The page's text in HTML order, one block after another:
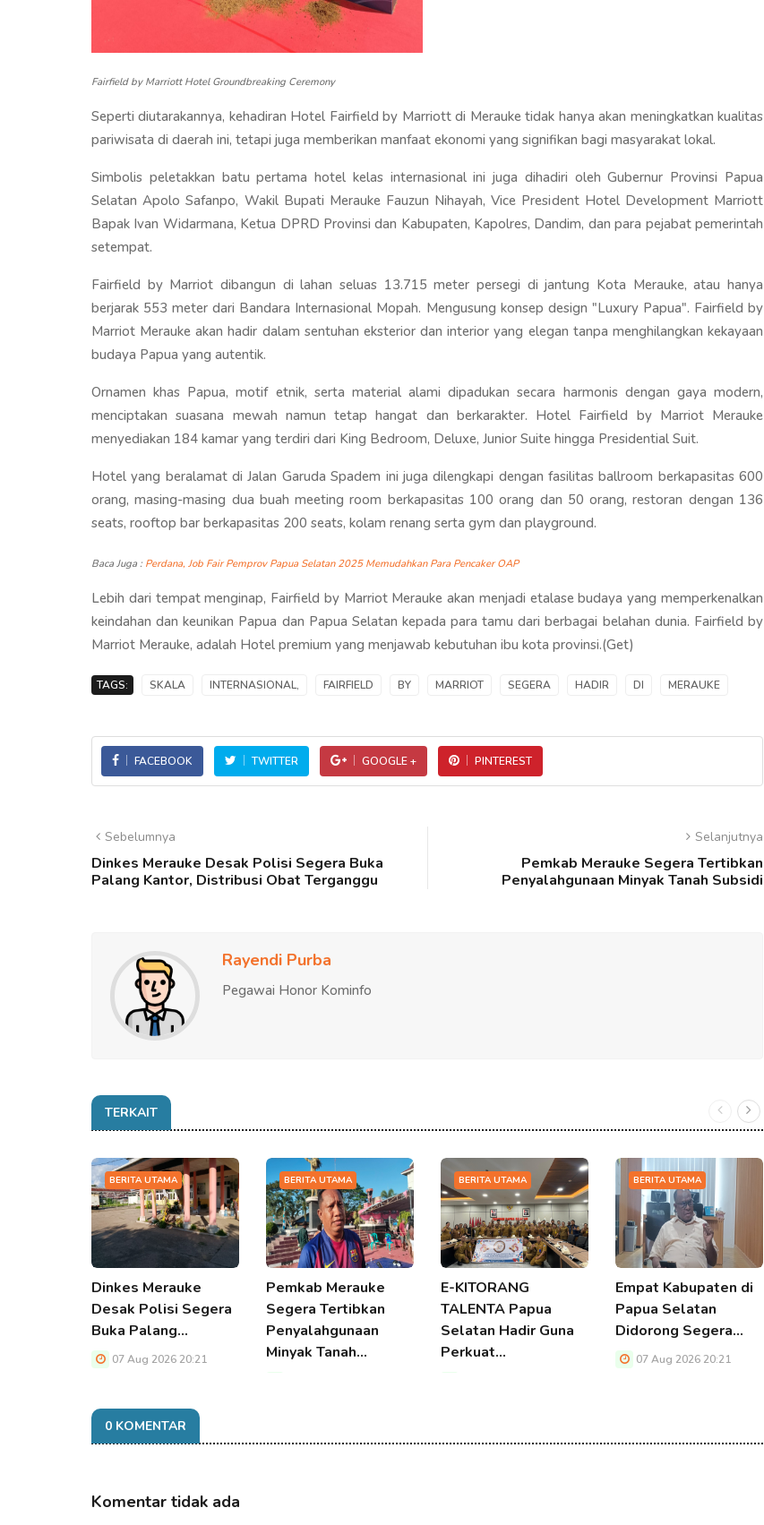
Fairfield by Marriott Hotel Groundbreaking Ceremony
Seperti diutarakannya, kehadiran Hotel Fairfield by Marriott di Merauke tidak hanya akan meningkatkan kualitas
pariwisata di daerah ini, tetapi juga memberikan manfaat ekonomi yang signifikan bagi masyarakat lokal.
Simbolis peletakkan batu pertama hotel kelas internasional ini juga dihadiri oleh Gubernur Provinsi Papua
Selatan Apolo Safanpo, Wakil Bupati Merauke Fauzun Nihayah, Vice President Hotel Development Marriott
Bapak Ivan Widarmana, Ketua DPRD Provinsi dan Kabupaten, Kapolres, Dandim, dan para pejabat pemerintah
setempat.
Fairfield by Marriot dibangun di lahan seluas 13.715 meter persegi di jantung Kota Merauke, atau hanya
berjarak 553 meter dari Bandara Internasional Mopah. Mengusung konsep design "Luxury Papua". Fairfield by
Marriot Merauke akan hadir dalam sentuhan eksterior dan interior yang elegan tanpa menghilangkan kekayaan
budaya Papua yang autentik.
Ornamen khas Papua, motif etnik, serta material alami dipadukan secara harmonis dengan gaya modern,
menciptakan suasana mewah namun tetap hangat dan berkarakter. Hotel Fairfield by Marriot Merauke
menyediakan 184 kamar yang terdiri dari King Bedroom, Deluxe, Junior Suite hingga Presidential Suit.
Hotel yang beralamat di Jalan Garuda Spadem ini juga dilengkapi dengan fasilitas ballroom berkapasitas 600
orang, masing-masing dua buah meeting room berkapasitas 100 orang dan 50 orang, restoran dengan 136
seats, rooftop bar berkapasitas 200 seats, kolam renang serta gym dan playground.
Baca Juga : Perdana, Job Fair Pemprov Papua Selatan 2025 Memudahkan Para Pencaker OAP
Lebih dari tempat menginap, Fairfield by Marriot Merauke akan menjadi etalase budaya yang memperkenalkan
keindahan dan keunikan Papua dan Papua Selatan kepada para tamu dari berbagai belahan dunia. Fairfield by
Marriot Merauke, adalah Hotel premium yang menjawab kebutuhan ibu kota provinsi.(Get)
TAGS: SKALA INTERNASIONAL, FAIRFIELD BY MARRIOT SEGERA HADIR DI MERAUKE
FACEBOOK TWITTER GOOGLE + PINTEREST
Sebelumnya
Dinkes Merauke Desak Polisi Segera Buka
Palang Kantor, Distribusi Obat Terganggu
Selanjutnya
Pemkab Merauke Segera Tertibkan
Penyalahgunaan Minyak Tanah Subsidi
Rayendi Purba
Pegawai Honor Kominfo
TERKAIT
BERITA UTAMA
Dinkes Merauke
Desak Polisi Segera
Buka Palang…
07 Aug 2026 20:21
BERITA UTAMA
Pemkab Merauke
Segera Tertibkan
Penyalahgunaan
Minyak Tanah…
BERITA UTAMA
E-KITORANG
TALENTA Papua
Selatan Hadir Guna
Perkuat…
BERITA UTAMA
Empat Kabupaten di
Papua Selatan
Didorong Segera…
07 Aug 2026 20:21
0 KOMENTAR
Komentar tidak ada